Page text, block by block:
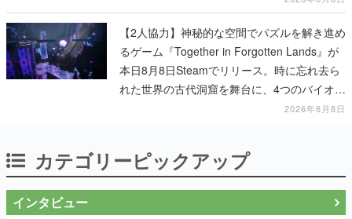
【2人協力】神秘的な空間でパズルを解き進め
るゲーム『Together in Forgotten Lands』が
本日8月8日Steamでリリース。時に忘れ去ら
れた世界の古代洞窟を舞台に、4つのバイオー
2026年8月8日
カテゴリーピックアップ
インタビュー